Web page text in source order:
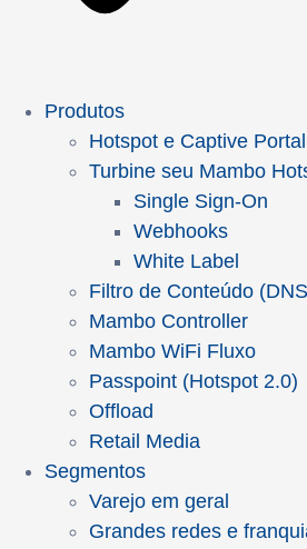
Produtos
Hotspot e Captive Portal
Turbine seu Mambo
Single Sign-On
Webhooks
White Label
Filtro de Conteúdo
Mambo Controller
Mambo WiFi Fluxo
Passpoint (Hotspot 2.0)
Offload
Retail Media
Segmentos
Varejo em geral
Grandes redes e